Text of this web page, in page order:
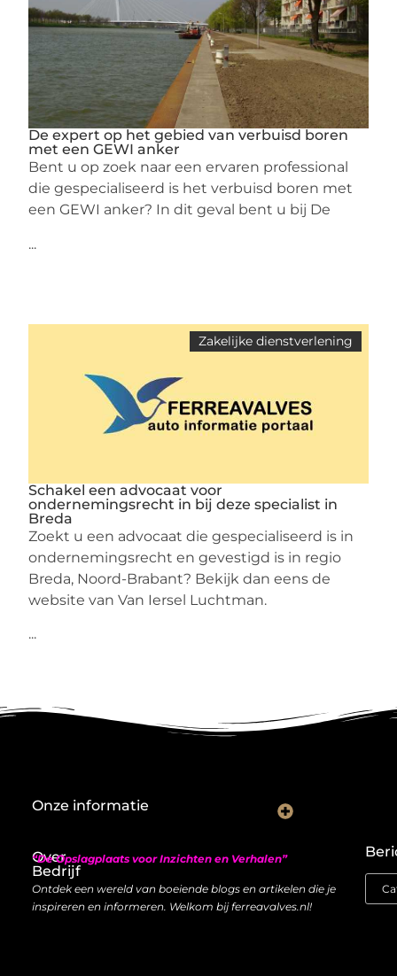
De expert op het gebied van verbuisd boren
met een GEWI anker
Bent u op zoek naar een ervaren professional
die gespecialiseerd is het verbuisd boren met
een GEWI anker? In dit geval bent u bij De
...
Zakelijke dienstverlening
Schakel een advocaat voor
ondernemingsrecht in bij deze specialist in
Breda
Zoekt u een advocaat die gespecialiseerd is in
ondernemingsrecht en gevestigd is in regio
Breda, Noord-Brabant? Bekijk dan eens de
website van Van Iersel Luchtman.
...
Over
Bedrijf
“De Opslagplaats voor Inzichten en Verhalen”
Ontdek een wereld van boeiende blogs en artikelen die je
inspireren en informeren. Welkom bij ferreavalves.nl!
Onze informatie